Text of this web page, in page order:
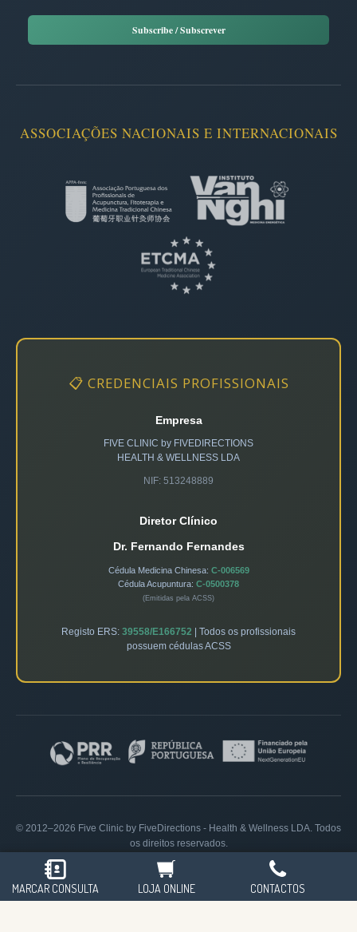
ASSOCIAÇÕES NACIONAIS E INTERNACIONAIS
📋 CREDENCIAIS PROFISSIONAIS
Empresa
FIVE CLINIC by FIVEDIRECTIONS
HEALTH & WELLNESS LDA
NIF: 513248889
Diretor Clínico
Dr. Fernando Fernandes
Cédula Medicina Chinesa: C-006569
Cédula Acupuntura: C-0500378
(Emitidas pela ACSS)
Registo ERS: 39558/E166752 | Todos os profissionais
possuem cédulas ACSS
© 2012–2026 Five Clinic by FiveDirections - Health & Wellness LDA. Todos
os direitos reservados.
Política de Privacidade Livro de Reclamações
MARCAR CONSULTA LOJA ONLINE CONTACTOS